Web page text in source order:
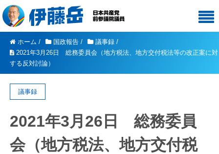
ホーム / 国政報告 / 議事録 /
2021年3月26日 総務委員会（地方税法、地方交付税法等の改正案に対
する反対討論）
議事録
2021年3月26日 総務委員
会（地方税法、地方交付税